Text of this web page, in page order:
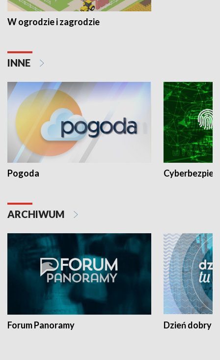
W ogrodzie i zagrodzie
INNE
Pogoda
ARCHIWUM
Forum Panoramy Dzień dobry